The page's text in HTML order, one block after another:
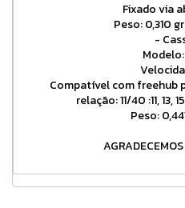
Fixado via
Peso: 0,310
-
Compatível com freehub
relação: 11/40 :11, 13,
Peso: